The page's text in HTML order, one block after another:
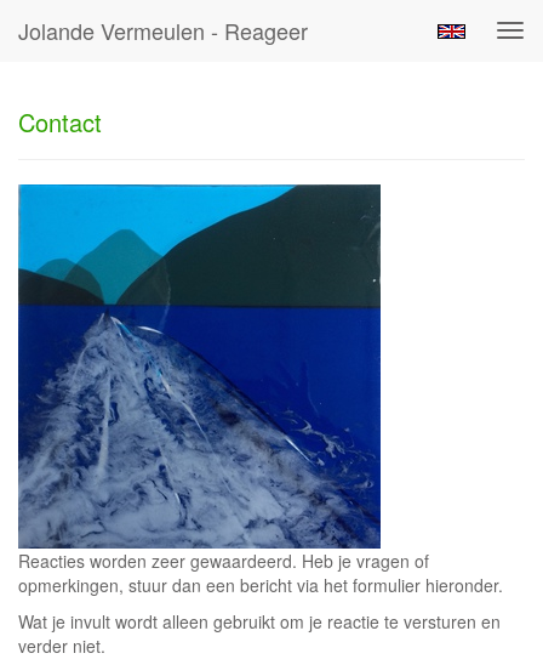
Jolande Vermeulen - Reageer
Contact
Reacties worden zeer gewaardeerd. Heb je vragen of
opmerkingen, stuur dan een bericht via het formulier hieronder.
Wat je invult wordt alleen gebruikt om je reactie te versturen en
verder niet.